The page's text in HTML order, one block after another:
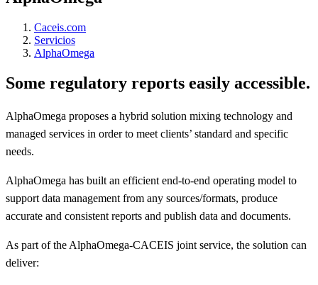
Caceis.com
Servicios
AlphaOmega
Some regulatory reports easily accessible.
AlphaOmega proposes a hybrid solution mixing technology and
managed services in order to meet clients’ standard and specific
needs.
AlphaOmega has built an efficient end-to-end operating model to
support data management from any sources/formats, produce
accurate and consistent reports and publish data and documents.
As part of the AlphaOmega-CACEIS joint service, the solution can
deliver: